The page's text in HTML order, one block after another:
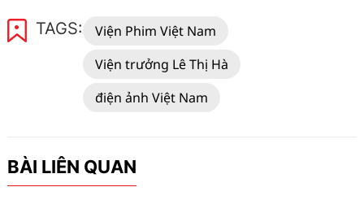
TAGS:
Viện Phim Việt Nam
Viện trưởng Lê Thị Hà
điện ảnh Việt Nam
BÀI LIÊN QUAN